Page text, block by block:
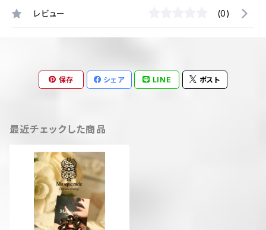
レビュー (0)
保存 シェア LINE ポスト
最近チェックした商品